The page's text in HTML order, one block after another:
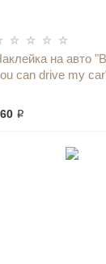
на авто
can drive my
₽